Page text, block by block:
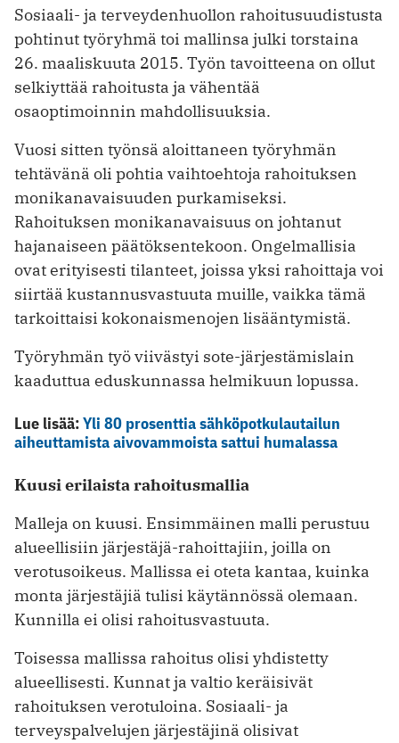
Sosiaali- ja terveydenhuollon rahoitusuudistusta
pohtinut työryhmä toi mallinsa julki torstaina
26. maaliskuuta 2015. Työn tavoitteena on ollut
selkiyttää rahoitusta ja vähentää
osaoptimoinnin mahdollisuuksia.
Vuosi sitten työnsä aloittaneen työryhmän
tehtävänä oli pohtia vaihtoehtoja rahoituksen
monikanavaisuuden purkamiseksi.
Rahoituksen monikanavaisuus on johtanut
hajanaiseen päätöksentekoon. Ongelmallisia
ovat erityisesti tilanteet, joissa yksi rahoittaja voi
siirtää kustannusvastuuta muille, vaikka tämä
tarkoittaisi kokonaismenojen lisääntymistä.
Työryhmän työ viivästyi sote-järjestämislain
kaaduttua eduskunnassa helmikuun lopussa.
Lue lisää:Yli 80 prosenttia sähköpotkulautailun
aiheuttamista aivovammoista sattui humalassa
Kuusi erilaista rahoitusmallia
Malleja on kuusi. Ensimmäinen malli perustuu
alueellisiin järjestäjä-rahoittajiin, joilla on
verotusoikeus. Mallissa ei oteta kantaa, kuinka
monta järjestäjiä tulisi käytännössä olemaan.
Kunnilla ei olisi rahoitusvastuuta.
Toisessa mallissa rahoitus olisi yhdistetty
alueellisesti. Kunnat ja valtio keräisivät
rahoituksen verotuloina. Sosiaali- ja
terveyspalvelujen järjestäjinä olisivat